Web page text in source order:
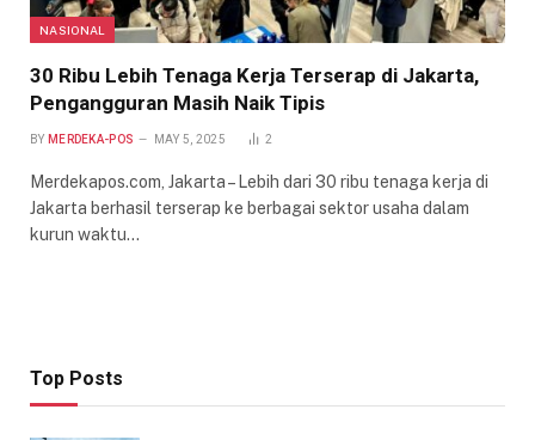
NASIONAL
30 Ribu Lebih Tenaga Kerja Terserap di Jakarta,
Pengangguran Masih Naik Tipis
BY MERDEKA-POS MAY 5, 2025 2
Merdekapos.com, Jakarta – Lebih dari 30 ribu tenaga kerja di
Jakarta berhasil terserap ke berbagai sektor usaha dalam
kurun waktu…
Top Posts